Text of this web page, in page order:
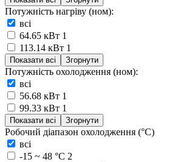
Потужність нагріву (ном):
всі
64.65 кВт 1
113.14 кВт 1
Показати всі Згорнути
Потужність охолодження (ном):
всі
56.68 кВт 1
99.33 кВт 1
Показати всі Згорнути
Робочий діапазон охолодження (°C)
всі
-15 ~ 48 °C 2